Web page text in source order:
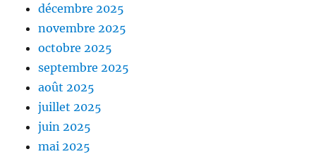
décembre 2025
novembre 2025
octobre 2025
septembre 2025
août 2025
juillet 2025
juin 2025
mai 2025